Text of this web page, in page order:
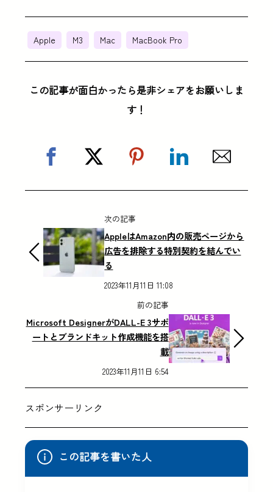
Apple M3 Mac MacBook Pro
この記事が面白かったら是非シェアをお願いしま
す！
次の記事
AppleはAmazon内の販売ページから
広告を排除する特別契約を結んでい
る
2023年11月11日 11:08
前の記事
Microsoft DesignerがDALL-E 3サポ
ートとブランドキット作成機能を搭
載
2023年11月11日 6:54
スポンサーリンク
この記事を書いた人